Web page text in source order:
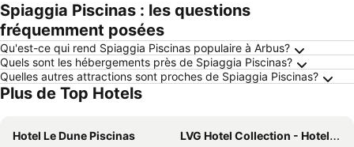
Spiaggia Piscinas : les questions
fréquemment posées
Qu'est-ce qui rend Spiaggia Piscinas populaire à Arbus?
Quels sont les hébergements près de Spiaggia Piscinas?
Quelles autres attractions sont proches de Spiaggia Piscinas?
Plus de Top Hotels
Hotel Le Dune Piscinas
LVG Hotel Collection - Hotel La Rosa dei Venti